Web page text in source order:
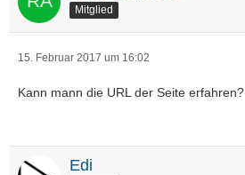
Mitglied
15. Februar 2017 um 16:02
Kann mann die URL der Seite erfahren?
Edi